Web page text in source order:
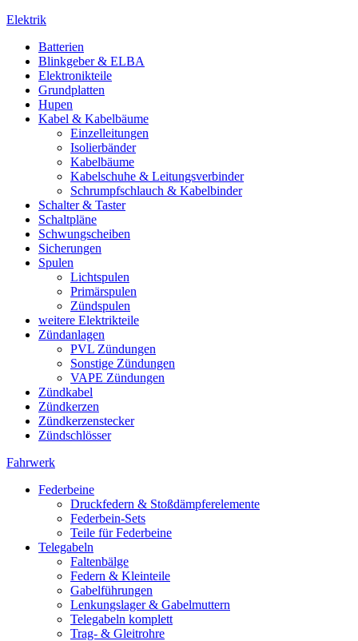
Elektrik
Batterien
Blinkgeber & ELBA
Elektronikteile
Grundplatten
Hupen
Kabel & Kabelbäume
Einzelleitungen
Isolierbänder
Kabelbäume
Kabelschuhe & Leitungsverbinder
Schrumpfschlauch & Kabelbinder
Schalter & Taster
Schaltpläne
Schwungscheiben
Sicherungen
Spulen
Lichtspulen
Primärspulen
Zündspulen
weitere Elektrikteile
Zündanlagen
PVL Zündungen
Sonstige Zündungen
VAPE Zündungen
Zündkabel
Zündkerzen
Zündkerzenstecker
Zündschlösser
Fahrwerk
Federbeine
Druckfedern & Stoßdämpferelemente
Federbein-Sets
Teile für Federbeine
Telegabeln
Faltenbälge
Federn & Kleinteile
Gabelführungen
Lenkungslager & Gabelmuttern
Telegabeln komplett
Trag- & Gleitrohre